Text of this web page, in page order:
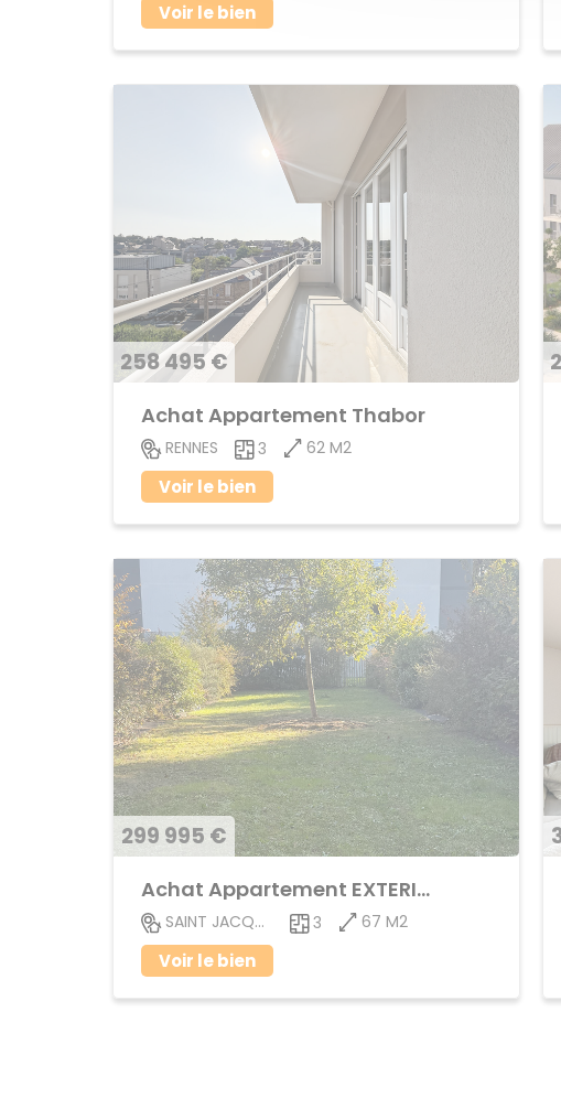
Voir le bien
258 495 €
Achat Appartement Thabor
RENNES 3 62 M2
Voir le bien
299 995 €
Achat Appartement EXTERIEUR
SAINT JACQUES DE LA LANDE 3 67 M2
Voir le bien